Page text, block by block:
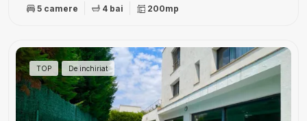
5 camere 4 bai 200mp
TOP De inchiriat